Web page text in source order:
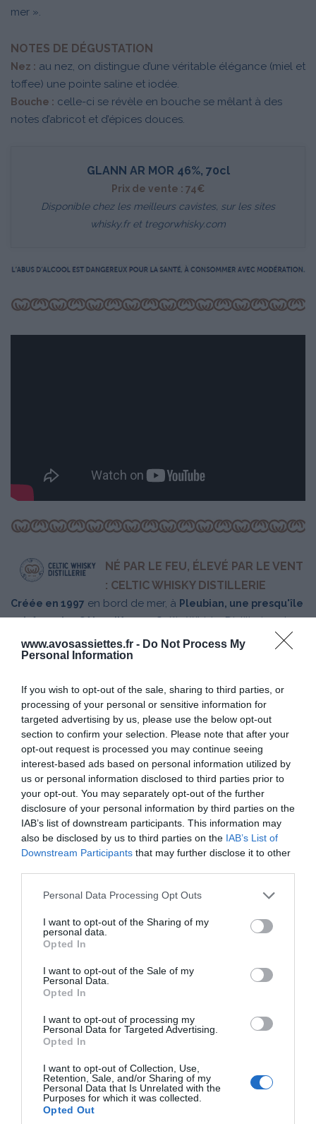
www.avosassiettes.fr - Do Not Process My
Personal Information
If you wish to opt-out of the sale, sharing to third parties, or
processing of your personal or sensitive information for
targeted advertising by us, please use the below opt-out
section to confirm your selection. Please note that after your
opt-out request is processed you may continue seeing
interest-based ads based on personal information utilized by
us or personal information disclosed to third parties prior to
your opt-out. You may separately opt-out of the further
disclosure of your personal information by third parties on the
IAB’s list of downstream participants. This information may
also be disclosed by us to third parties on the IAB’s List of
Downstream Participants that may further disclose it to other
Please note that this website/app uses one or more Google
not limited to your visit or usage behaviour. You may click to
grant or deny consent to Google and its third-party tags to
use your data for below specified purposes in below Google
consent section.
Personal Data Processing Opt Outs
I want to opt-out of the Sharing of my
personal data.
Opted In
I want to opt-out of the Sale of my
Personal Data.
Opted In
I want to opt-out of processing my
Personal Data for Targeted Advertising.
Opted In
I want to opt-out of Collection, Use,
Retention, Sale, and/or Sharing of my
Personal Data that Is Unrelated with the
Purposes for which it was collected.
Opted Out
mer ».
NOTES DE DÉGUSTATION
Nez : au nez, on distingue d’une véritable élégance (miel et
toffee) une pointe saline et iodée.
Bouche : celle-ci se révèle en bouche se mêlant à des
notes d’abricot et d’épices douces.
GLANN AR MOR 46%, 70cl
Prix de vente : 74€
Disponible chez les meilleurs cavistes, sur les sites
whisky.fret tregorwhisky.com
NÉ PAR LE FEU, ÉLEVÉ PAR LE VENT
: CELTIC WHISKY DISTILLERIE
Créée en 1997 en bord de mer, à Pleubian, une presqu'île
extrême des Côtes d'Armor, Celtic Whisky Distillerie est
aujourd’hui
l’une des distilleries les plus titrées de la
métropole. Pionnière dans l'élaboration de whisky
l'assemblage et la production de whiskies d’orge maltée
élaborés dans la pluspure tradition: une chauffe directe
à la flamme, une distillation lente, de petits alambics en
forme d'oignon… Celtic Whisky Distillerie, donne la primeur
la qualité et à l'authenticité, offrant uncaractère et un
équilibre aromatique uniqueà ses whiskies.
Sous l’impulsion de Jean-Sébastien Robicquet, la distillerie
s’est fixée de grandes ambitions :
des whiskies français tout en rendant hommage à son
ancrage régional et à ses racines celtiques
identité exceptionnelle aux whiskies de la distillerie,
élaborés dans la plus pure tradition artisanale, promesse